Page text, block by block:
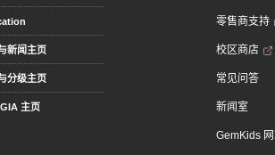
新闻主页
分级主页
主页
零售商支持
校区商店
常见问答
新闻室
GemKids